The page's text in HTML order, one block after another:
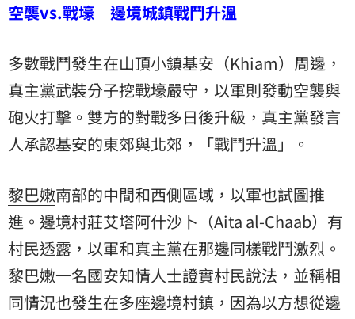
空襲vs.戰壕 邊境城鎮戰鬥升溫
多數戰鬥發生在山頂小鎮基安（Khiam）周邊，
真主黨武裝分子挖戰壕嚴守，以軍則發動空襲與
砲火打擊。雙方的對戰多日後升級，真主黨發言
人承認基安的東郊與北郊，「戰鬥升溫」。
黎巴嫩南部的中間和西側區域，以軍也試圖推
進。邊境村莊艾塔阿什沙卜（Aita al-Chaab）有
村民透露，以軍和真主黨在那邊同樣戰鬥激烈。
黎巴嫩一名國安知情人士證實村民說法，並稱相
同情況也發生在多座邊境村鎮，因為以方想從邊